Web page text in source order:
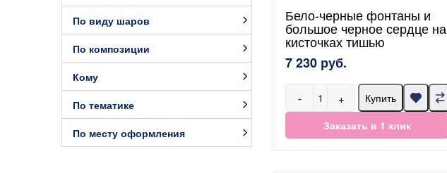
По виду шаров
По композиции
Кому
По тематике
По месту оформления
Бело-черные фонтаны и
большое черное сердце на
кисточках тишью
7 230 руб.
- +
Купить
Заказать в 1 клик